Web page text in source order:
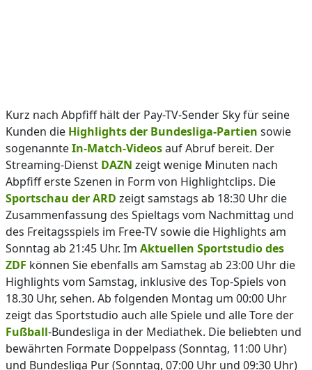
Kurz nach Abpfiff hält der Pay-TV-Sender Sky für seine
Kunden die Highlights der Bundesliga-Partien sowie
sogenannteIn-Match-Videosauf Abruf bereit. Der
Streaming-Dienst DAZN zeigt wenige Minuten nach
Abpfiff erste Szenen in Form von Highlightclips. Die
Sportschau der ARD zeigt samstags ab 18:30 Uhr die
Zusammenfassung des Spieltags vom Nachmittag und
des Freitagsspiels im Free-TV sowie die Highlights am
Sonntag ab 21:45 Uhr. Im Aktuellen Sportstudio des
ZDF können Sie ebenfalls am Samstag ab 23:00 Uhr die
Highlights vom Samstag, inklusive des Top-Spiels von
18.30 Uhr, sehen. Ab folgenden Montag um 00:00 Uhr
zeigt das Sportstudio auch alle Spiele und alle Tore der
Fußball-Bundesliga in der Mediathek. Die beliebten und
bewährten Formate Doppelpass (Sonntag, 11:00 Uhr)
und Bundesliga Pur (Sonntag, 07:00 Uhr und 09:30 Uhr)